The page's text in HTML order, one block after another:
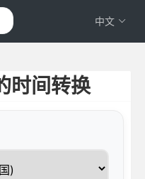
中文
时间转换